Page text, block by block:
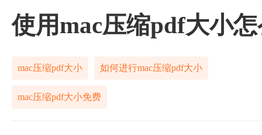
使用mac压缩pdf大小
mac压缩pdf大小 如何进行mac压缩pdf大小
mac压缩pdf大小免费